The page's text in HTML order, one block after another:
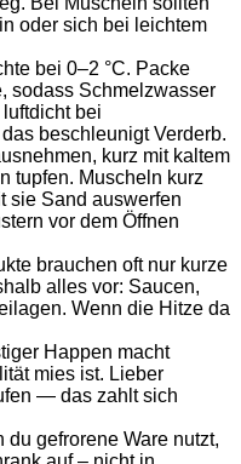
oder sich bei leichtem
bei 0–2 °C. Packe
sodass Schmelzwasser
bei
beschleunigt Verderb.
kurz mit kaltem
tupfen. Muscheln kurz
sie Sand auswerfen
vor dem Öffnen
brauchen oft nur kurze
alles vor: Saucen,
Wenn die Hitze da
Happen macht
mies ist. Lieber
— das zahlt sich
du gefrorene Ware nutzt,